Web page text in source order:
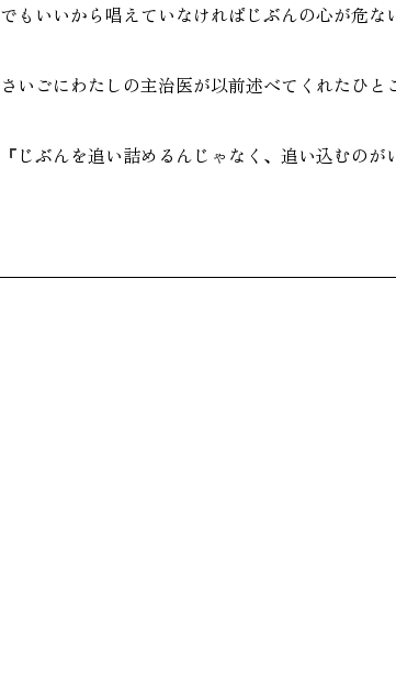
でもいいから唱えていなければじぶんの心が危な
さいごにわたしの主治医が以前述べてくれたひと
『じぶんを追い詰めるんじゃなく、追い込むのが